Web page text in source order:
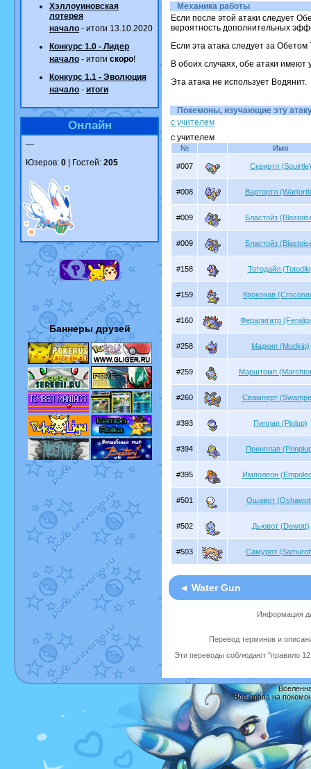
Хэллоуиновская
лотерея
начало - итоги 13.10.2020
Конкурс 1.0 - Лидер
начало - итоги скоро!
Конкурс 1.1 - Эволюция
начало - итоги
Онлайн
—
Юзеров: 0 | Гостей: 205
Баннеры друзей
Механика работы
Если после этой атаки следует
вероятность дополнительных
Если эта атака следует за
В обоих случаях, обе атаки
Эта атака не использует Водянит.
Покемоны, изучающие эту
с учителем
с учителем
№ Имя
#007 Сквиртл (Squirtle)
#008 Вартортл
#009 Бластойз
#009 Бластойз
#158 Тотодайл
#159 Кроконав
#160 Фералигатр
#258 Мадкип (Mudkip)
#259 Марштомп
#260 Свамперт
#393 Пиплап (Piplup)
#394 Принплап
#395 Имполеон
#501 Ошавот
#502 Дьювот (Dewott)
#503 Самурот
◄ Water Gun
Информация
Перевод терминов и
Эти переводы соблюдают "правило 12
Все права на